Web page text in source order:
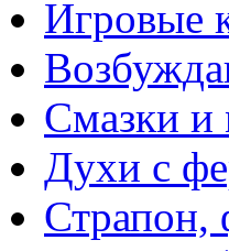
Игровые
Смазки и
Духи с
Страпон,